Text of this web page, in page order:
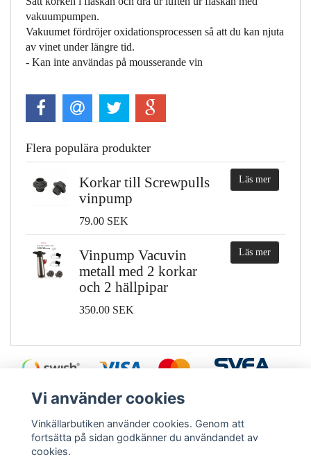
vakuumpumpen.
Vakuumet fördröjer oxidationsprocessen så att du kan njuta
av vinet under längre tid.
- Kan inte användas på mousserande vin
Flera populära produkter
Korkar till Screwpulls
vinpump
79.00 SEK
Läs mer
Vinpump Vacuvin
metall med 2 korkar
och 2 hällpipar
350.00 SEK
Läs mer
Ångra köp Le Creuset - Screwpull
Vi använder cookies
Vinkällarbutiken använder cookies. Genom att
fortsätta på sidan godkänner du användandet av
cookies.